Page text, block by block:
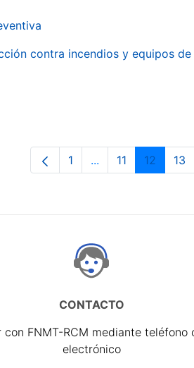
contra incendios y equipos
Página
1 ...PáginasPágina
11 Página
12 13
CONTACTO
con FNMT-RCM mediante teléfono
electrónico